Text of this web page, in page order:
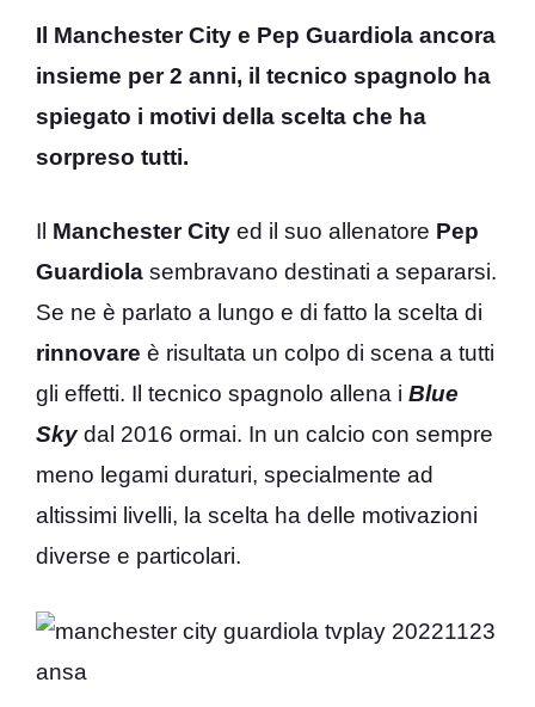
Il Manchester City e Pep Guardiola ancora
insieme per 2 anni, il tecnico spagnolo ha
spiegato i motivi della scelta che ha
sorpreso tutti.
Il Manchester City ed il suo allenatore Pep
Guardiola sembravano destinati a separarsi.
Se ne è parlato a lungo e di fatto la scelta di
rinnovare è risultata un colpo di scena a tutti
gli effetti. Il tecnico spagnolo allena i Blue
Sky dal 2016 ormai. In un calcio con sempre
meno legami duraturi, specialmente ad
altissimi livelli, la scelta ha delle motivazioni
diverse e particolari.